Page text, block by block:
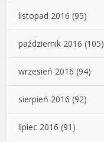
listopad 2016 (95)
październik 2016 (105)
wrzesień 2016 (94)
sierpień 2016 (92)
lipiec 2016 (91)